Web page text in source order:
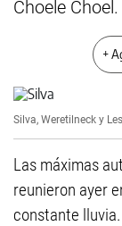
Choele Choel.
+
Silva, Weretilneck y
Las máximas
reunieron ayer
constante